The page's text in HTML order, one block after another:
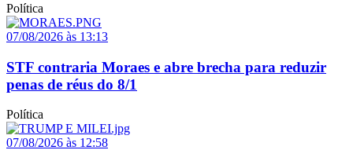
Política
07/08/2026 às 13:13
STF contraria Moraes e abre brecha para reduzir
penas de réus do 8/1
Política
07/08/2026 às 12:58